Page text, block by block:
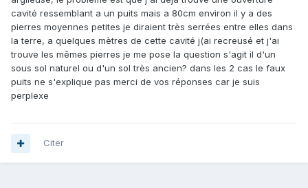
cavité ressemblant a un puits mais a 80cm environ il y a des
pierres moyennes petites je diraient très serrées entre elles dans
la terre, a quelques mètres de cette cavité j(ai recreusé et j'ai
trouve les mêmes pierres je me pose la question s'agit il d'un
sous sol naturel ou d'un sol très ancien? dans les 2 cas le faux
puits ne s'explique pas merci de vos réponses car je suis
perplexe
Citer